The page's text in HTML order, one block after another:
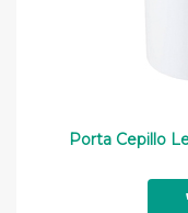
Porta Cepillo